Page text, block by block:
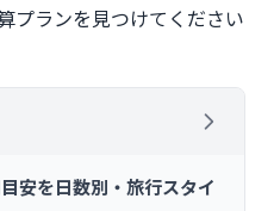
プランを見つけてください
安を日数別・旅行スタイ